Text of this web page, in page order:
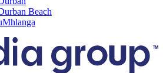
Beach